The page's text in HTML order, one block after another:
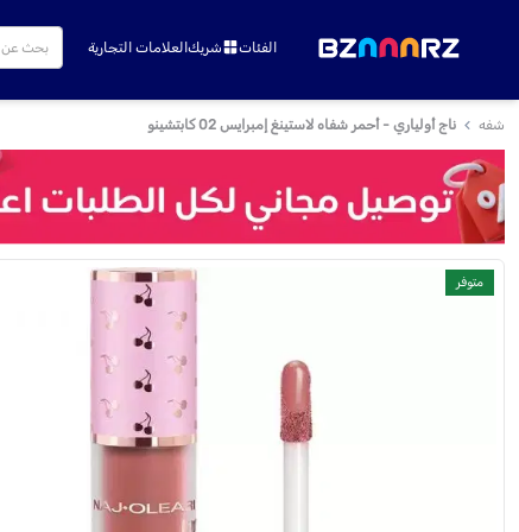
الفئات شريكالعلامات التجارية
شفه ناج أولياري - أحمر شفاه لاستينغ إمبرايس 02 كابتشينو
متوفر